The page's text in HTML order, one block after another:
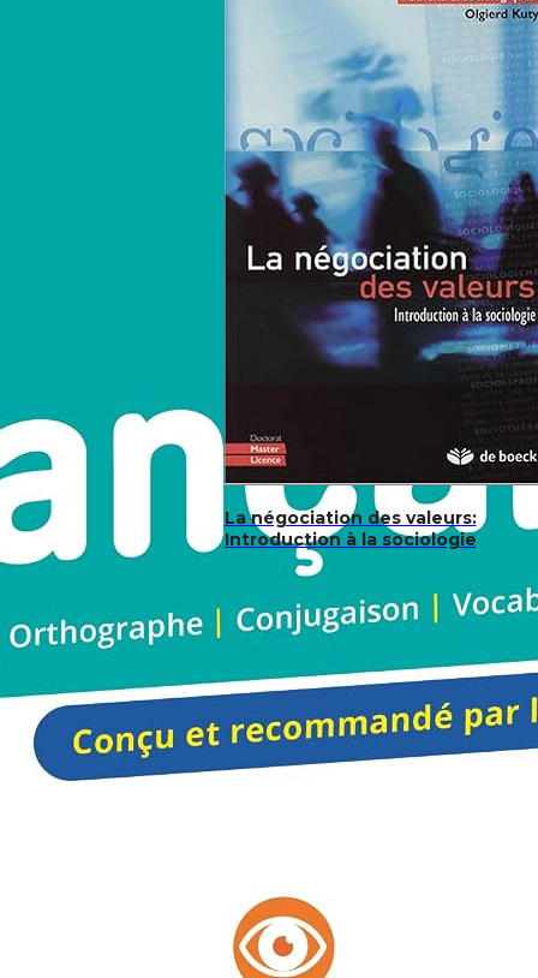
La négociation des valeurs:
Introduction à la sociologie